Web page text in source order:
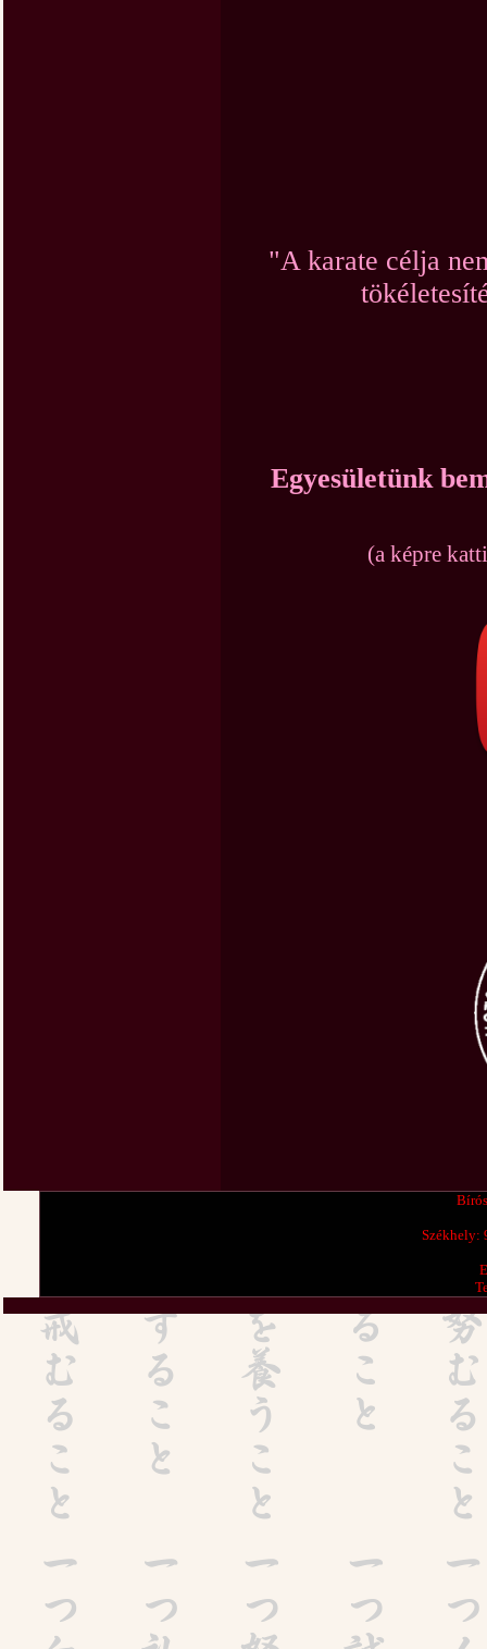
"A karate célja
Egyesületünk
(a képre
Székhely: